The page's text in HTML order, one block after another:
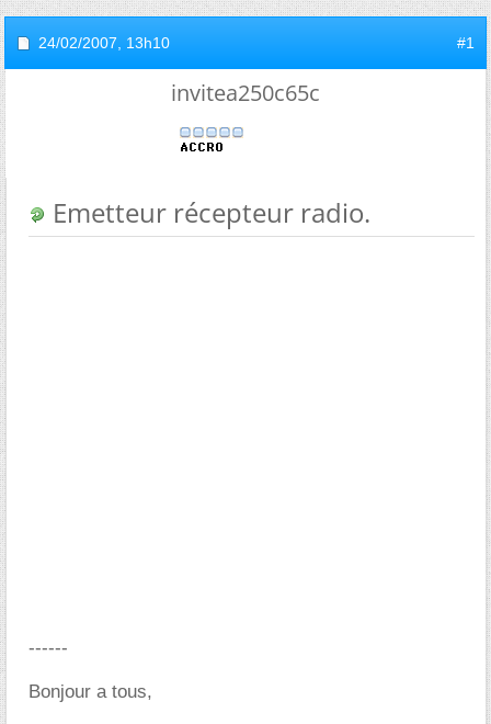
24/02/2007, 13h10 #1
invitea250c65c
Emetteur récepteur radio.
------
Bonjour a tous,